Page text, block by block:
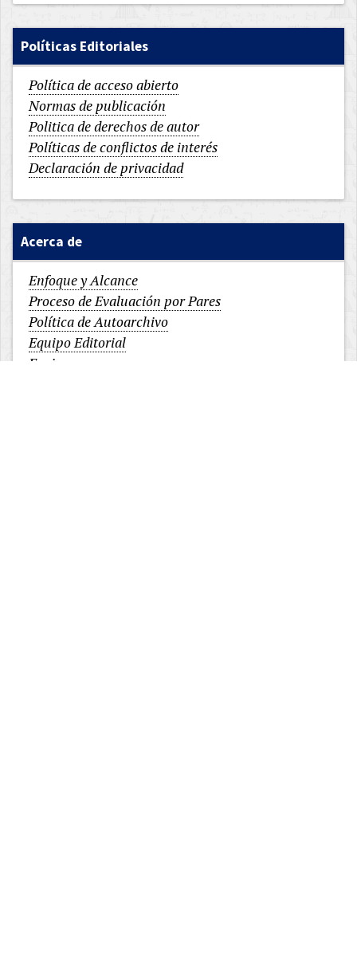
Políticas Editoriales
Política de acceso abierto
Normas de publicación
Politica de derechos de autor
Políticas de conflictos de interés
Declaración de privacidad
Acerca de
Enfoque y Alcance
Proceso de Evaluación por Pares
Política de Autoarchivo
Equipo Editorial
Envios